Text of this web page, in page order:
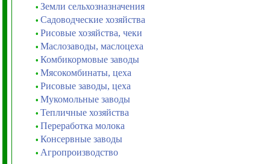
• Земли сельхозназначения
• Садоводческие хозяйства
• Рисовые хозяйства, чеки
• Маслозаводы, маслоцеха
• Комбикормовые заводы
• Мясокомбинаты, цеха
• Рисовые заводы, цеха
• Мукомольные заводы
• Тепличные хозяйства
• Переработка молока
• Консервные заводы
• Агропроизводство